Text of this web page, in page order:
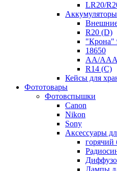
LR20/
Аккумуляторы
Внешние
R20 (D)
"Крона"
18650
AA/
R14 (C)
Кейсы для
Фототовары
Фотовспышки
Canon
Nikon
Sony
Аксессуары
горячий